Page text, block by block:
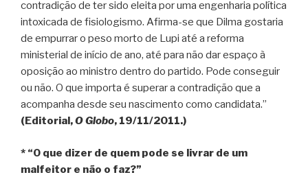
contradição de ter sido eleita por uma engenharia política
intoxicada de fisiologismo. Afirma-se que Dilma gostaria
de empurrar o peso morto de Lupi até a reforma
ministerial de início de ano, até para não dar espaço à
oposição ao ministro dentro do partido. Pode conseguir
ou não. O que importa é superar a contradição que a
acompanha desde seu nascimento como candidata.”
(Editorial,O Globo, 19/11/2011.)
* “O que dizer de quem pode se livrar de um
malfeitor e não o faz?”